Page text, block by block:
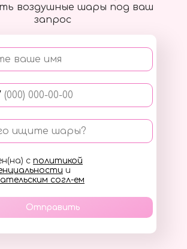
воздушные шары под ваш
запрос
ваше имя
ищите шары?
с политикой
и
согл-ем
Отправить